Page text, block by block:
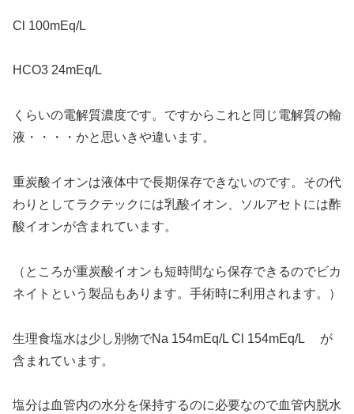
Cl 100mEq/L
HCO3 24mEq/L
くらいの電解質濃度です。ですからこれと同じ電解質の輸
液・・・・かと思いきや違います。
重炭酸イオンは液体中で長期保存できないのです。その代
わりとしてラクテックには乳酸イオン、ソルアセトには酢
酸イオンが含まれています。
（ところが重炭酸イオンも短時間なら保存できるのでビカ
ネイトという製品もあります。手術時に利用されます。）
生理食塩水は少し別物でNa 154mEq/L Cl 154mEq/L が
含まれています。
塩分は血管内の水分を保持するのに必要なので血管内脱水